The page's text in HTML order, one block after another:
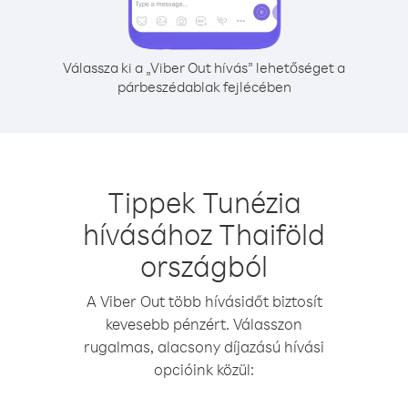
Válassza ki a „Viber Out hívás” lehetőséget a
párbeszédablak fejlécében
Tippek Tunézia
hívásához Thaiföld
országból
A Viber Out több hívásidőt biztosít
kevesebb pénzért. Válasszon
rugalmas, alacsony díjazású hívási
opcióink közül: